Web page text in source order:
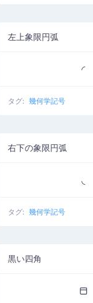
左上象限円弧
◜
タグ: 幾何学記号
右下の象限円弧
◟
タグ: 幾何学記号
黒い四角
⬒